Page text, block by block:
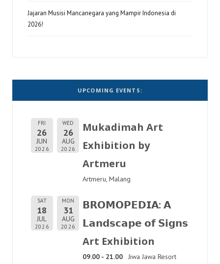
Jajaran Musisi Mancanegara yang Mampir Indonesia di
2026!
UPCOMING EVENTS:
FRI
26
JUN
2026
WED
26
AUG
2026
Mukadimah Art
Exhibition by
Artmeru
Artmeru, Malang
SAT
18
JUL
2026
MON
31
AUG
2026
𝗕𝗥𝗢𝗠𝗢𝗣𝗘𝗗𝗜𝗔: 𝗔
𝗟𝗮𝗻𝗱𝘀𝗰𝗮𝗽𝗲 𝗼𝗳 𝗦𝗶𝗴𝗻𝘀
Art Exhibition
09.00 - 21.00
Jiwa Jawa Resort